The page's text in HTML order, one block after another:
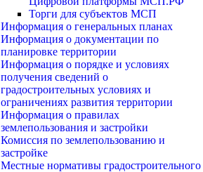
Торги для субъектов МСП
Информация о генеральных планах
Информация о документации по
планировке территории
Информация о порядке и условиях
получения сведений о
градостроительных условиях и
ограничениях развития территории
Информация о правилах
землепользования и застройки
Комиссия по землепользованию и
застройке
Местные нормативы градостроительного